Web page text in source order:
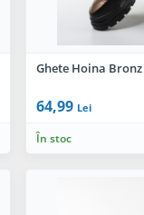
Ghete Hoina Bronz
64,99 Lei
În stoc